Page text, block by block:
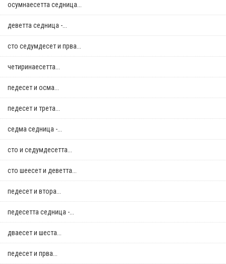
осумнaесетта седница...
деветта седница -...
сто седумдесет и прва...
четиринаесетта...
педесет и осма...
педесет и трета...
седма седница -...
сто и седумдесетта...
сто шеесет и деветта...
педесет и втора...
педесетта седница -...
дваесет и шеста...
педесет и прва...